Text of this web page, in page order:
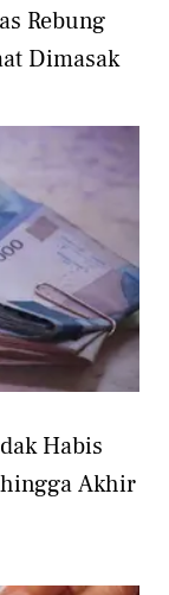
Rebung
Dimasak
Habis
Akhir